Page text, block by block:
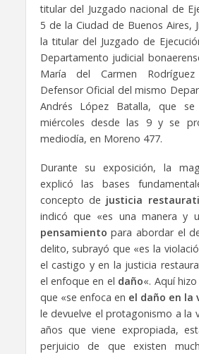
titular del Juzgado nacional de
5 de la Ciudad de Buenos Aires,
la titular del Juzgado de
Departamento judicial
María del Carmen
Defensor Oficial del mismo
Andrés López Batalla, que se
miércoles desde las 9 y se
mediodía, en Moreno 477.
Durante su exposición, la
explicó las bases
concepto de justicia
indicó que «es una manera y
pensamiento para abordar el
delito, subrayó que «es la
el castigo y en la justicia
el enfoque en el daño«. Aquí
que «se enfoca en el daño en la
le devuelve el protagonismo a la
años que viene expropiada,
perjuicio de que existen